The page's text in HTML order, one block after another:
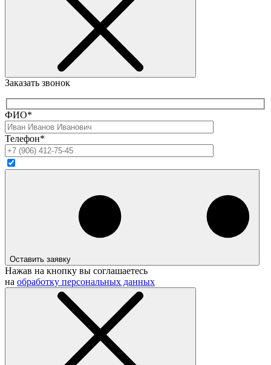
Заказать звонок
ФИО*
Телефон*
Оставить заявку
Нажав на кнопку вы соглашаетесь
на обработку персональных данных